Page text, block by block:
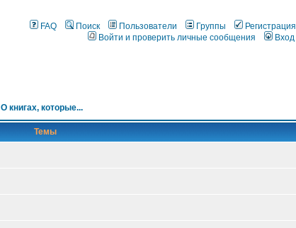
FAQ Поиск Пользователи Группы Регистрация
Войти и проверить личные сообщения
Вход
О книгах, которые...
Темы